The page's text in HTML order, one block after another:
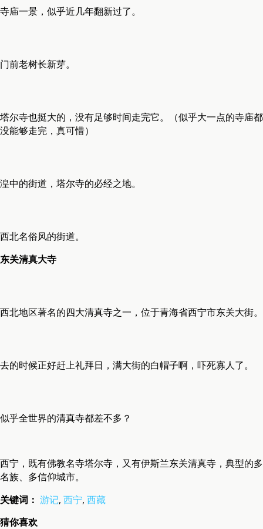
寺庙一景，似乎近几年翻新过了。
门前老树长新芽。
塔尔寺也挺大的，没有足够时间走完它。（似乎大一点的寺庙都
没能够走完，真可惜）
湟中的街道，塔尔寺的必经之地。
西北名俗风的街道。
东关清真大寺
西北地区著名的四大清真寺之一，位于青海省西宁市东关大街。
去的时候正好赶上礼拜日，满大街的白帽子啊，吓死寡人了。
似乎全世界的清真寺都差不多？
西宁，既有佛教名寺塔尔寺，又有伊斯兰东关清真寺，典型的多
名族、多信仰城市。
关键词： 游记, 西宁, 西藏
猜你喜欢